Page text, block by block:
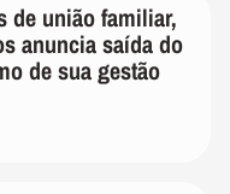
de união familiar,
anuncia saída do
de sua gestão